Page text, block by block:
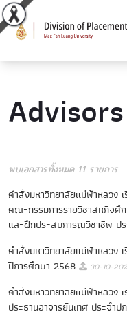
Advisors
พบเอกสารทั้งหมด 11 รายการ
คําสั่งมหาวิทยาลัยแม่ฟ้าหลวง
คณะกรรมการรายวิชาสหกิจศึ
และฝึกประสบการณ์วิชาชีพ ป
คําสั่งมหาวิทยาลัยแม่ฟ้าหลวง
ปีการศึกษา 2568
30-10-
คําสั่งมหาวิทยาลัยแม่ฟ้าหลวง
ประธานอาจารย์นิเทศ ประจํา